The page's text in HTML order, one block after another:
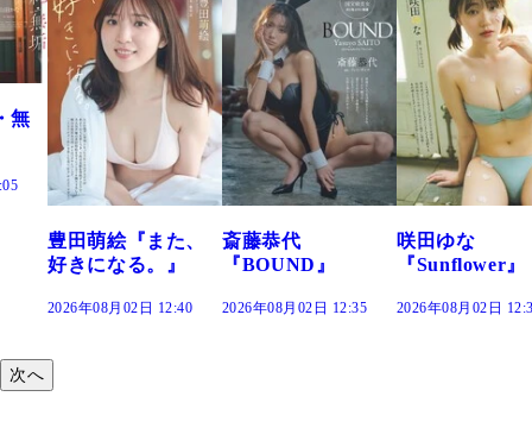
斎藤恭代
『BOUND』
2026年08月02日 12:35
咲田ゆな
『Sunflower』
2026年08月02日 12:30
藤水咲桜『花
だまり』
2026年08月02日
次へ